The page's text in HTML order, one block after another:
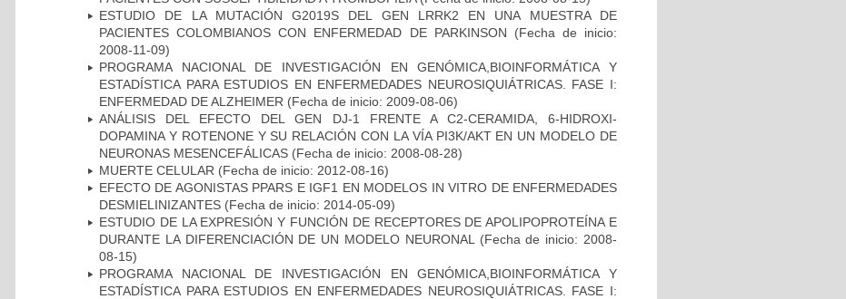
ESTUDIO DE LA MUTACIÓN G2019S DEL GEN LRRK2 EN UNA MUESTRA DE
PACIENTES COLOMBIANOS CON ENFERMEDAD DE PARKINSON (Fecha de inicio:
2008-11-09)
PROGRAMA NACIONAL DE INVESTIGACIÓN EN GENÓMICA,BIOINFORMÁTICA Y
ESTADÍSTICA PARA ESTUDIOS EN ENFERMEDADES NEUROSIQUIÁTRICAS. FASE I:
ENFERMEDAD DE ALZHEIMER (Fecha de inicio: 2009-08-06)
ANÁLISIS DEL EFECTO DEL GEN DJ-1 FRENTE A C2-CERAMIDA, 6-HIDROXI-
DOPAMINA Y ROTENONE Y SU RELACIÓN CON LA VÍA PI3K/AKT EN UN MODELO DE
NEURONAS MESENCEFÁLICAS (Fecha de inicio: 2008-08-28)
MUERTE CELULAR (Fecha de inicio: 2012-08-16)
EFECTO DE AGONISTAS PPARS E IGF1 EN MODELOS IN VITRO DE ENFERMEDADES
DESMIELINIZANTES (Fecha de inicio: 2014-05-09)
ESTUDIO DE LA EXPRESIÓN Y FUNCIÓN DE RECEPTORES DE APOLIPOPROTEÍNA E
DURANTE LA DIFERENCIACIÓN DE UN MODELO NEURONAL
(Fecha de inicio: 2008-
08-15)
PROGRAMA NACIONAL DE INVESTIGACIÓN EN GENÓMICA,BIOINFORMÁTICA Y
ESTADÍSTICA PARA ESTUDIOS EN ENFERMEDADES NEUROSIQUIÁTRICAS. FASE I: